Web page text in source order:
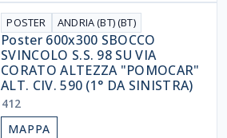
POSTER ANDRIA (BT) (BT)
Poster 600x300 SBOCCO
SVINCOLO S.S. 98 SU VIA
CORATO ALTEZZA "POMOCAR"
ALT. CIV. 590 (1° DA SINISTRA)
412
MAPPA